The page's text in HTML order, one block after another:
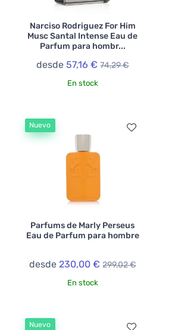
Narciso Rodriguez For Him
Musc Santal Intense Eau de
Parfum para hombr...
desde57,16 € 74,29 €
En stock
Nuevo
Parfums de Marly Perseus
Eau de Parfum para hombre
desde 230,00 € 299,02 €
En stock
Nuevo